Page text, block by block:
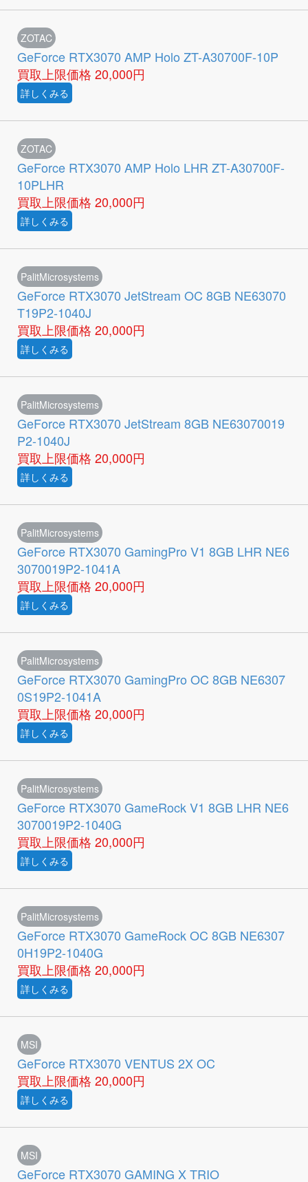
ZOTAC
GeForce RTX3070 AMP Holo ZT-A30700F-10P
買取上限価格 20,000円
詳しくみる
ZOTAC
GeForce RTX3070 AMP Holo LHR ZT-A30700F-
10PLHR
買取上限価格 20,000円
詳しくみる
PalitMicrosystems
GeForce RTX3070 JetStream OC 8GB NE63070
T19P2-1040J
買取上限価格 20,000円
詳しくみる
PalitMicrosystems
GeForce RTX3070 JetStream 8GB NE63070019
P2-1040J
買取上限価格 20,000円
詳しくみる
PalitMicrosystems
GeForce RTX3070 GamingPro V1 8GB LHR NE6
3070019P2-1041A
買取上限価格 20,000円
詳しくみる
PalitMicrosystems
GeForce RTX3070 GamingPro OC 8GB NE6307
0S19P2-1041A
買取上限価格 20,000円
詳しくみる
PalitMicrosystems
GeForce RTX3070 GameRock V1 8GB LHR NE6
3070019P2-1040G
買取上限価格 20,000円
詳しくみる
PalitMicrosystems
GeForce RTX3070 GameRock OC 8GB NE6307
0H19P2-1040G
買取上限価格 20,000円
詳しくみる
MSI
GeForce RTX3070 VENTUS 2X OC
買取上限価格 20,000円
詳しくみる
MSI
GeForce RTX3070 GAMING X TRIO